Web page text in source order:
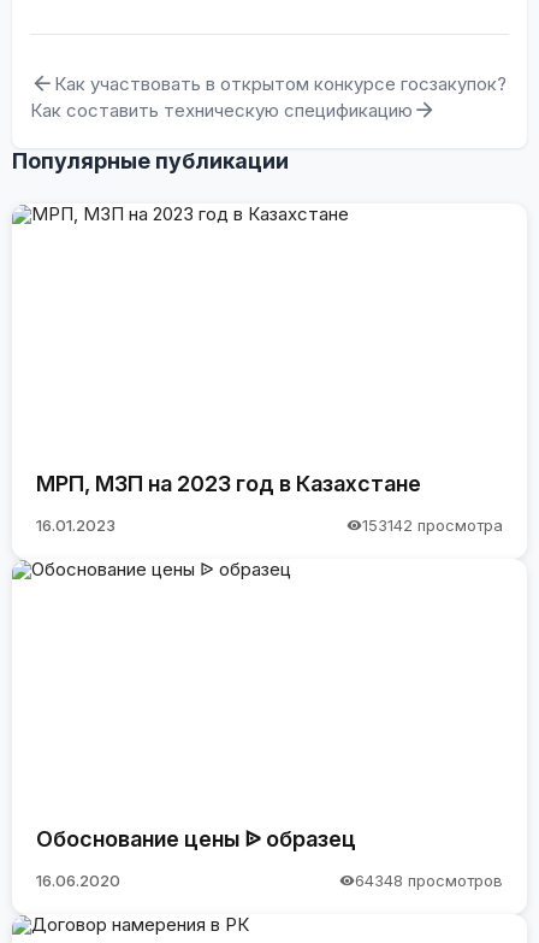
Как участвовать в открытом конкурсе госзакупок?
Как составить техническую спецификацию
Популярные публикации
МРП, МЗП на 2023 год в Казахстане
16.01.2023 153142 просмотра
Обоснование цены ᐉ образец
16.06.2020 64348 просмотров